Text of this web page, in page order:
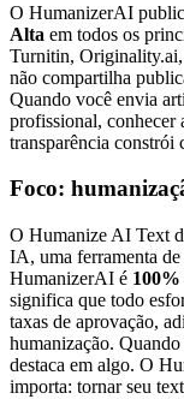
O HumanizerAI
Alta em todos os
Turnitin,
não compartilha
Quando você envia
profissional, conhecer
transparência constrói
Foco:
O Humanize AI Text
IA, uma ferramenta de
HumanizerAI é
significa que todo
taxas de aprovação,
humanização.
destaca em algo. O
importa: tornar seu